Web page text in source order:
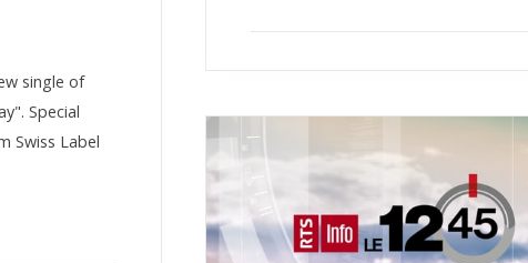
single of
Special
Swiss Label